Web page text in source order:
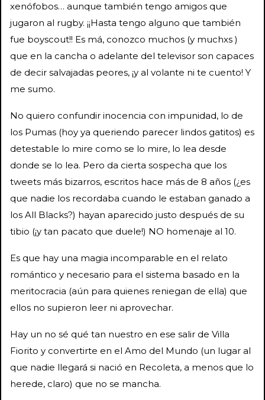
xenófobos… aunque también tengo amigos que
jugaron al rugby. ¡¡Hasta tengo alguno que también
fue boyscout!! Es má, conozco muchos (y muchxs )
que en la cancha o adelante del televisor son capaces
de decir salvajadas peores, ¡y al volante ni te cuento! Y
me sumo.
No quiero confundir inocencia con impunidad, lo de
los Pumas (hoy ya queriendo parecer lindos gatitos) es
detestable lo mire como se lo mire, lo lea desde
donde se lo lea. Pero da cierta sospecha que los
tweets más bizarros, escritos hace más de 8 años (¿es
que nadie los recordaba cuando le estaban ganado a
los All Blacks?) hayan aparecido justo después de su
tibio (¡y tan pacato que duele!) NO homenaje al 10.
Es que hay una magia incomparable en el relato
romántico y necesario para el sistema basado en la
meritocracia (aún para quienes reniegan de ella) que
ellos no supieron leer ni aprovechar.
Hay un no sé qué tan nuestro en ese salir de Villa
Fiorito y convertirte en el Amo del Mundo (un lugar al
que nadie llegará si nació en Recoleta, a menos que lo
herede, claro) que no se mancha.